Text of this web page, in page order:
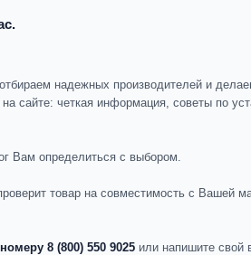
надежных производителей и
сайте: четкая информация, советы по
Вам определиться с выбором.
товар на совместимость с Вашей
8 (800) 550 9025 или напишите свой